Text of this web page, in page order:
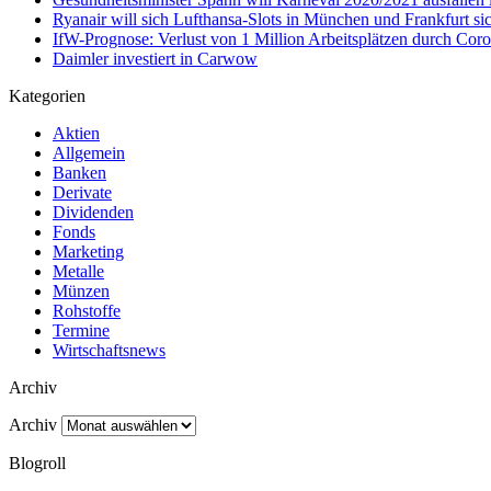
Ryanair will sich Lufthansa-Slots in München und Frankfurt
IfW-Prognose: Verlust von 1 Million Arbeitsplätzen durch
Daimler investiert in Carwow
Kategorien
Aktien
Allgemein
Banken
Derivate
Dividenden
Fonds
Marketing
Metalle
Münzen
Rohstoffe
Termine
Wirtschaftsnews
Archiv
Archiv
Blogroll